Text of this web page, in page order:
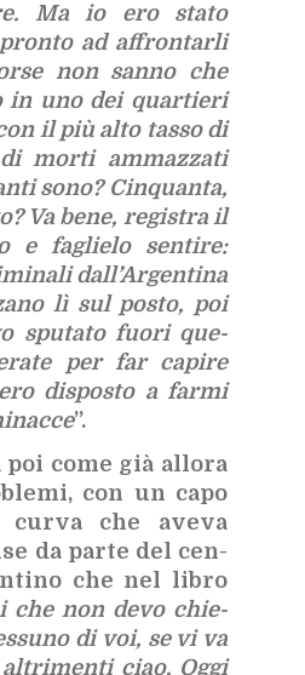
Ma io ero sta­to
ad af­fron­tar­li
non san­no che
in uno dei quar­tie­ri
il più alto tas­so di
mor­ti am­maz­za­ti
sono? Cin­quan­ta,
Va bene, re­gi­stra il
e fa­glie­lo sen­ti­re:
dal­l’Ar­gen­ti­na
lì sul po­sto, poi
spu­ta­to fuo­ri que­
per far ca­pi­re
di­spo­sto a far­mi
”.
come già al­lo­ra
con un capo
cur­va che ave­va
da par­te del cen­
che nel li­bro
che non devo chie­
di voi, se vi va
ciao. Oggi